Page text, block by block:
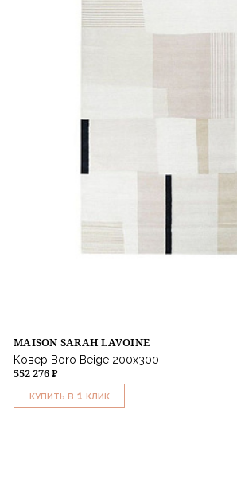
MAISON SARAH LAVOINE
Ковер Boro Beige 200x300
552 276 ₽
КУПИТЬ В 1 КЛИК